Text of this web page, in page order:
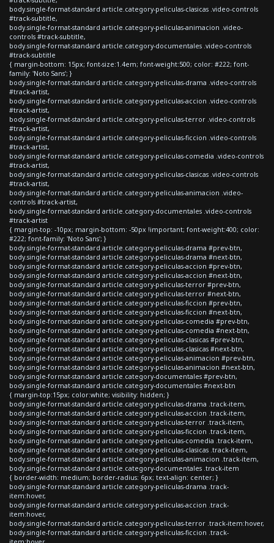
body.single-format-standard article.category-peliculas-clasicas .video-controls
#track-subtitle,
body.single-format-standard article.category-peliculas-animacion .video-
controls #track-subtitle,
body.single-format-standard article.category-documentales .video-controls
#track-subtitle
{ margin-bottom: 15px; font-size:1.4em; font-weight:500; color: #222; font-
family: 'Noto Sans'; }
body.single-format-standard article.category-peliculas-drama .video-controls
#track-artist,
body.single-format-standard article.category-peliculas-accion .video-controls
#track-artist,
body.single-format-standard article.category-peliculas-terror .video-controls
#track-artist,
body.single-format-standard article.category-peliculas-ficcion .video-controls
#track-artist,
body.single-format-standard article.category-peliculas-comedia .video-controls
#track-artist,
body.single-format-standard article.category-peliculas-clasicas .video-controls
#track-artist,
body.single-format-standard article.category-peliculas-animacion .video-
controls #track-artist,
body.single-format-standard article.category-documentales .video-controls
#track-artist
{ margin-top: -10px; margin-bottom: -50px !important; font-weight:400; color:
#222; font-family: 'Noto Sans'; }
body.single-format-standard article.category-peliculas-drama #prev-btn,
body.single-format-standard article.category-peliculas-drama #next-btn,
body.single-format-standard article.category-peliculas-accion #prev-btn,
body.single-format-standard article.category-peliculas-accion #next-btn,
body.single-format-standard article.category-peliculas-terror #prev-btn,
body.single-format-standard article.category-peliculas-terror #next-btn,
body.single-format-standard article.category-peliculas-ficcion #prev-btn,
body.single-format-standard article.category-peliculas-ficcion #next-btn,
body.single-format-standard article.category-peliculas-comedia #prev-btn,
body.single-format-standard article.category-peliculas-comedia #next-btn,
body.single-format-standard article.category-peliculas-clasicas #prev-btn,
body.single-format-standard article.category-peliculas-clasicas #next-btn,
body.single-format-standard article.category-peliculas-animacion #prev-btn,
body.single-format-standard article.category-peliculas-animacion #next-btn,
body.single-format-standard article.category-documentales #prev-btn,
body.single-format-standard article.category-documentales #next-btn
{ margin-top:15px; color:white; visibility: hidden; }
body.single-format-standard article.category-peliculas-drama .track-item,
body.single-format-standard article.category-peliculas-accion .track-item,
body.single-format-standard article.category-peliculas-terror .track-item,
body.single-format-standard article.category-peliculas-ficcion .track-item,
body.single-format-standard article.category-peliculas-comedia .track-item,
body.single-format-standard article.category-peliculas-clasicas .track-item,
body.single-format-standard article.category-peliculas-animacion .track-item,
body.single-format-standard article.category-documentales .track-item
{ border-width: medium; border-radius: 6px; text-align: center; }
body.single-format-standard article.category-peliculas-drama .track-
item:hover,
body.single-format-standard article.category-peliculas-accion .track-
item:hover,
body.single-format-standard article.category-peliculas-terror .track-item:hover,
body.single-format-standard article.category-peliculas-ficcion .track-